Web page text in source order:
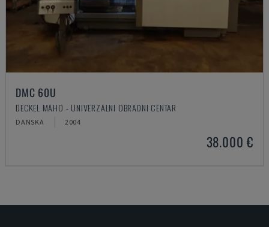
DMC 60U
DECKEL MAHO - UNIVERZALNI OBRADNI CENTAR
DANSKA 2004
38.000 €